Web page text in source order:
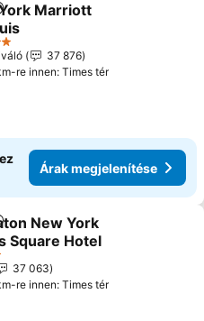
a kedvencekhez
Marriott
37 876
re innen: Times tér
Árak megjelenítése
a kedvencekhez
New York
Square Hotel
37 063
re innen: Times tér